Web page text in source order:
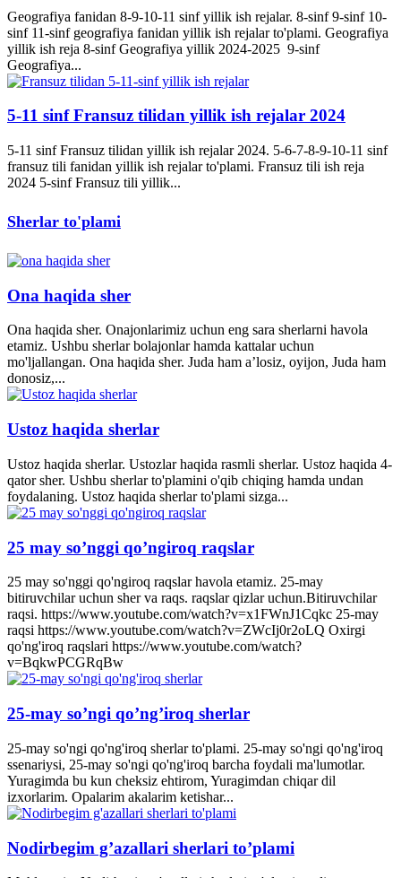
Geografiya fanidan 8-9-10-11 sinf yillik ish rejalar. 8-sinf 9-sinf 10-
sinf 11-sinf geografiya fanidan yillik ish rejalar to'plami. Geografiya
yillik ish reja 8-sinf Geografiya yillik 2024-2025 9-sinf
Geografiya...
5-11 sinf Fransuz tilidan yillik ish rejalar 2024
5-11 sinf Fransuz tilidan yillik ish rejalar 2024. 5-6-7-8-9-10-11 sinf
fransuz tili fanidan yillik ish rejalar to'plami. Fransuz tili ish reja
2024 5-sinf Fransuz tili yillik...
Sherlar to'plami
Ona haqida sher
Ona haqida sher. Onajonlarimiz uchun eng sara sherlarni havola
etamiz. Ushbu sherlar bolajonlar hamda kattalar uchun
mo'ljallangan. Ona haqida sher. Juda ham a’losiz, oyijon, Juda ham
donosiz,...
Ustoz haqida sherlar
Ustoz haqida sherlar. Ustozlar haqida rasmli sherlar. Ustoz haqida 4-
qator sher. Ushbu sherlar to'plamini o'qib chiqing hamda undan
foydalaning. Ustoz haqida sherlar to'plami sizga...
25 may so’nggi qo’ngiroq raqslar
25 may so'nggi qo'ngiroq raqslar havola etamiz. 25-may
bitiruvchilar uchun sher va raqs. raqslar qizlar uchun.Bitiruvchilar
raqsi. https://www.youtube.com/watch?v=x1FWnJ1Cqkc 25-may
raqsi https://www.youtube.com/watch?v=ZWcIj0r2oLQ Oxirgi
qo'ng'iroq raqslari https://www.youtube.com/watch?
v=BqkwPCGRqBw
25-may so’ngi qo’ng’iroq sherlar
25-may so'ngi qo'ng'iroq sherlar to'plami. 25-may so'ngi qo'ng'iroq
ssenariysi, 25-may so'ngi qo'ng'iroq barcha foydali ma'lumotlar.
Yuragimda bu kun cheksiz ehtirom, Yuragimdan chiqar dil
izxorlarim. Opalarim akalarim ketishar...
Nodirbegim g’azallari sherlari to’plami